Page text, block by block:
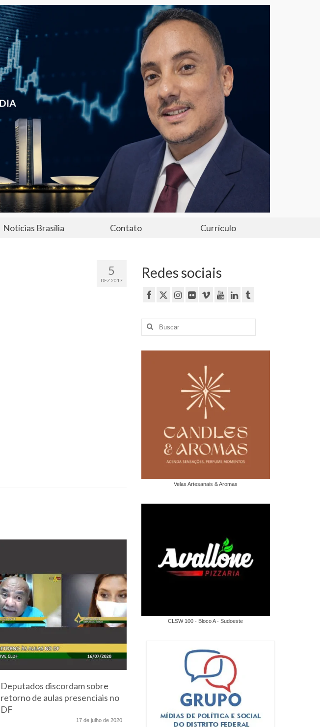
Notícias Brasília Contato Currículo
5
DEZ 2017
Deputados discordam sobre
retorno de aulas presenciais no
DF
17 de julho de 2020
Quem é Mariana Naime? A mãe
atípica que transformou dor em
propósito e começa a
movimentar o cenário político
Redes sociais
Buscar
Velas Artesanais & Aromas
CLSW 100 - Bloco A - Sudoeste